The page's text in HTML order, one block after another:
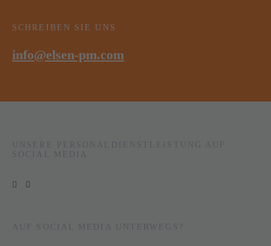
SCHREIBEN SIE UNS
info@elsen-pm.com